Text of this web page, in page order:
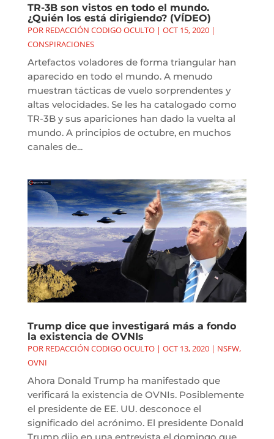
TR-3B son vistos en todo el mundo.
¿Quién los está dirigiendo? (VÍDEO)
POR REDACCIÓN CODIGO OCULTO| OCT 15, 2020|
CONSPIRACIONES
Artefactos voladores de forma triangular han
aparecido en todo el mundo. A menudo
muestran tácticas de vuelo sorprendentes y
altas velocidades. Se les ha catalogado como
TR-3B y sus apariciones han dado la vuelta al
mundo. A principios de octubre, en muchos
canales de...
Trump dice que investigará más a fondo
la existencia de OVNIs
POR REDACCIÓN CODIGO OCULTO| OCT 13, 2020| NSFW,
OVNI
Ahora Donald Trump ha manifestado que
verificará la existencia de OVNIs. Posiblemente
el presidente de EE. UU. desconoce el
significado del acrónimo. El presidente Donald